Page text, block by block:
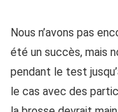
Nous n’avons pas
été un succès, mais
pendant le test
le cas avec des